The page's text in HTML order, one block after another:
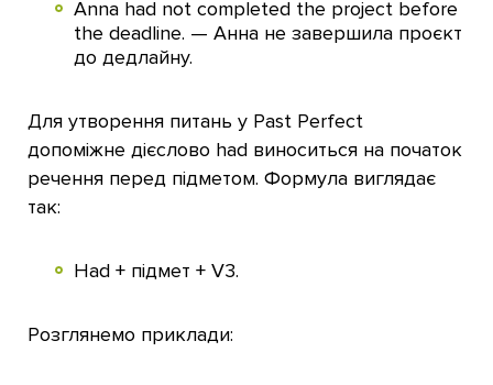
Anna had not completed the project before
the deadline. — Анна не завершила проєкт
до дедлайну.
Для утворення питань у Past Perfect
допоміжне дієслово had виноситься на початок
речення перед підметом. Формула виглядає
так:
Had + підмет + V3.
Розглянемо приклади: